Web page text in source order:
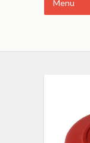
Menu